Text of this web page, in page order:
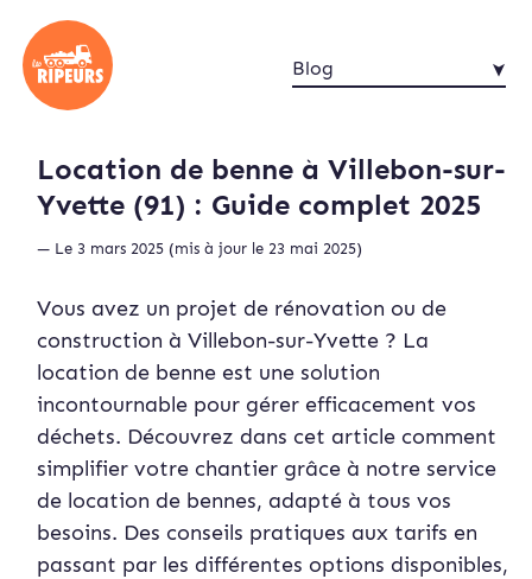
Blog
Location de benne à Villebon-sur-
Yvette (91) : Guide complet 2025
— Le 3 mars 2025 (mis à jour le 23 mai 2025)
Vous avez un projet de rénovation ou de
construction à Villebon-sur-Yvette ? La
location de benne est une solution
incontournable pour gérer efficacement vos
déchets. Découvrez dans cet article comment
simplifier votre chantier grâce à notre service
de location de bennes, adapté à tous vos
besoins. Des conseils pratiques aux tarifs en
passant par les différentes options disponibles,